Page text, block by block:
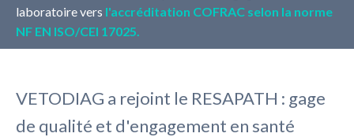
laboratoire vers l'accréditation COFRAC selon la norme
NF EN ISO/CEI 17025.
VETODIAG a rejoint le RESAPATH : gage
de qualité et d'engagement en santé